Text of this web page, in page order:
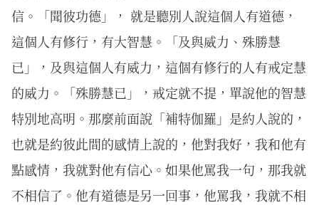
信。「聞彼功德」， 就是聽別人說這個人有道德，
這個人有修行，有大智慧。「及與威力、殊勝慧
已」，及與這個人有威力，這個有修行的人有戒定慧
的威力。「殊勝慧已」，戒定就不提，單說他的智慧
特別地高明。那麼前面說「補特伽羅」是約人說的，
也就是約彼此間的感情上說的，他對我好，我和他有
點感情，我就對他有信心。如果他罵我一句，那我就
不相信了。他有道德是另一回事，他罵我，我就不相